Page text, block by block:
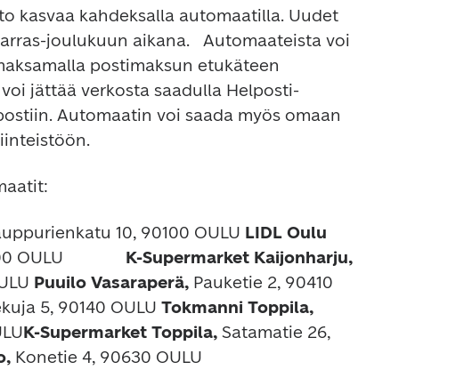
kasvaa kahdeksalla automaatilla. Uudet
joulukuun aikana.
Automaateista voi
postimaksun etukäteen
jättää verkosta saadulla Helposti-
Automaatin voi saada myös omaan
10, 90100 OULU LIDL Oulu
OULU
Puuilo Vasaraperä, Pauketie 2, 90410
5, 90140 OULU
K-Supermarket Toppila, Satamatie 26,
Konetie 4, 90630 OULU